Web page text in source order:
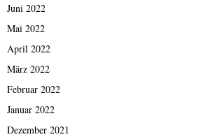
Juni 2022
Mai 2022
April 2022
März 2022
Februar 2022
Januar 2022
Dezember 2021